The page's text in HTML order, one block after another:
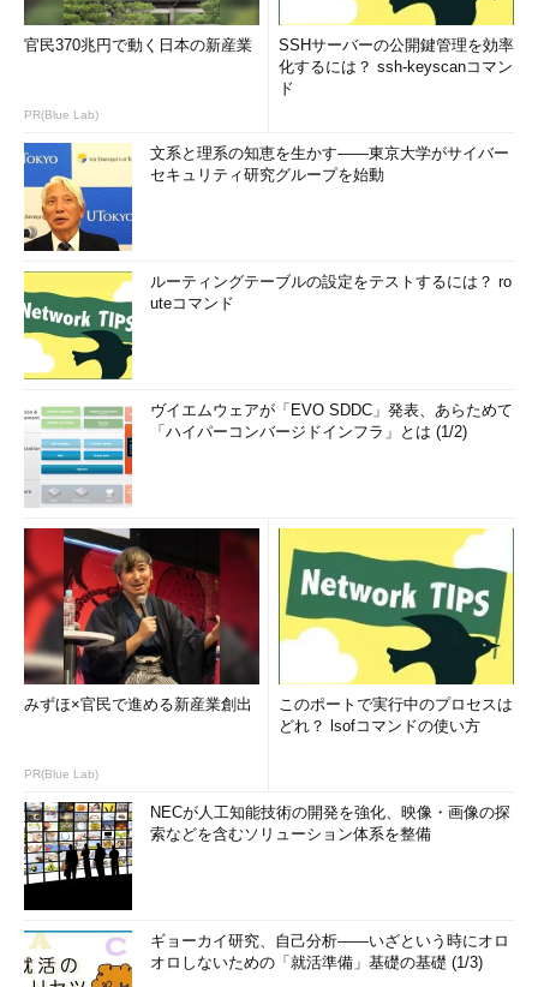
官民370兆円で動く日本の新産業
PR(Blue Lab)
SSHサーバーの公開鍵管理を効率
化するには？ ssh-keyscanコマン
ド
文系と理系の知恵を生かす――東京大学がサイバー
セキュリティ研究グループを始動
ルーティングテーブルの設定をテストするには？ ro
uteコマンド
ヴイエムウェアが「EVO SDDC」発表、あらためて
「ハイパーコンバージドインフラ」とは (1/2)
みずほ×官民で進める新産業創出
PR(Blue Lab)
このポートで実行中のプロセスは
どれ？ lsofコマンドの使い方
NECが人工知能技術の開発を強化、映像・画像の探
索などを含むソリューション体系を整備
ギョーカイ研究、自己分析――いざという時にオロ
オロしないための「就活準備」基礎の基礎 (1/3)